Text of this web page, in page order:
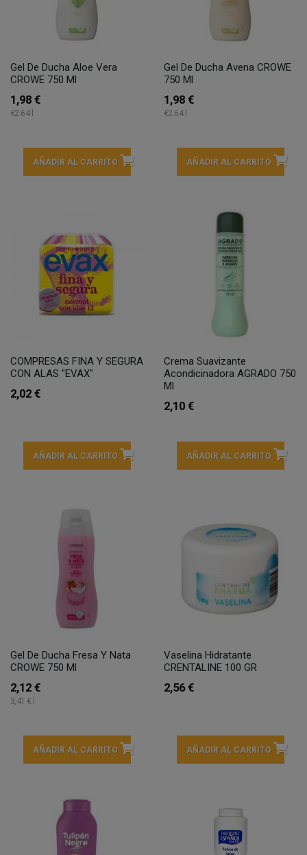
Gel De Ducha Aloe Vera
CROWE 750 Ml
1,98 €
€2.64 l
AÑADIR AL CARRITO
Gel De Ducha Avena CROWE
750 Ml
1,98 €
€2.64 l
AÑADIR AL CARRITO
COMPRESAS FINA Y SEGURA
CON ALAS "EVAX"
2,02 €
AÑADIR AL CARRITO
Crema Suavizante
Acondicinadora AGRADO 750
Ml
2,10 €
AÑADIR AL CARRITO
Gel De Ducha Fresa Y Nata
CROWE 750 Ml
2,12 €
3,41 € l
AÑADIR AL CARRITO
Vaselina Hidratante
CRENTALINE 100 GR
2,56 €
AÑADIR AL CARRITO